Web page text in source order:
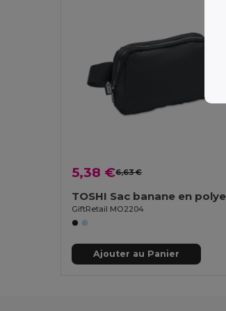
5,38 €6,63 €
GiftRetail MO2204
Ajouter au Panier